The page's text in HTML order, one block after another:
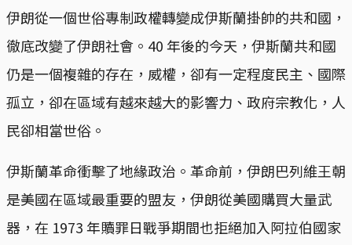
伊朗從一個世俗專制政權轉變成伊斯蘭掛帥的共和國，
徹底改變了伊朗社會。40 年後的今天，伊斯蘭共和國
仍是一個複雜的存在，威權，卻有一定程度民主、國際
孤立，卻在區域有越來越大的影響力、政府宗教化，人
民卻相當世俗。
伊斯蘭革命衝擊了地緣政治。革命前，伊朗巴列維王朝
是美國在區域最重要的盟友，伊朗從美國購買大量武
器，在 1973 年贖罪日戰爭期間也拒絕加入阿拉伯國家